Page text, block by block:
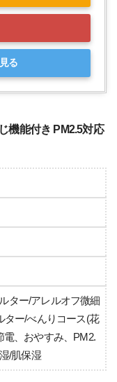
る
機能付き PM2.5対応
ター/アレルオフ微細
ター/べんりコース(花
電、おやすみ、PM2.
/肌保湿